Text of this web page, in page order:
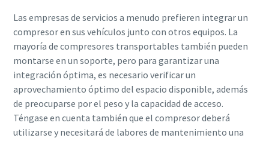
Las empresas de servicios a menudo prefieren integrar un
compresor en sus vehículos junto con otros equipos. La
mayoría de compresores transportables también pueden
montarse en un soporte, pero para garantizar una
integración óptima, es necesario verificar un
aprovechamiento óptimo del espacio disponible, además
de preocuparse por el peso y la capacidad de acceso.
Téngase en cuenta también que el compresor deberá
utilizarse y necesitará de labores de mantenimiento una